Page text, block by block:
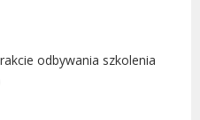
Luboń
Luboń
Luboń
odbywania szkolenia